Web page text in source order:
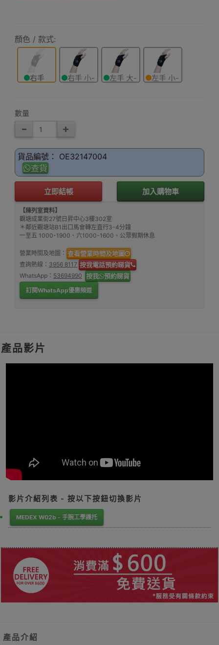
顏色 / 款式:
右手
右手 小-
左手 大-
左手 小-
數量
貨品編號： OE32147004
查貨
立即結帳 加入購物車
【陳列室資料】
觀塘成業街27號日昇中心3樓302室
＊鄰近觀塘站B1出口馬會轉左直行3-4分鐘
一至五 1000-1900、六1000-1600、公眾假期休息
營業時間及地圖： 查看營業時間及地圖
查詢熱線： 3956 8117 按我電話預約睇貨
WhatsApp： 53694990 按我 預約睇貨
訂閱WhatsApp優惠頻道
產品影片
影片介紹列表 - 按以下按鈕切換影片
MEDEX W02b - 手腕工學護托
產品介紹